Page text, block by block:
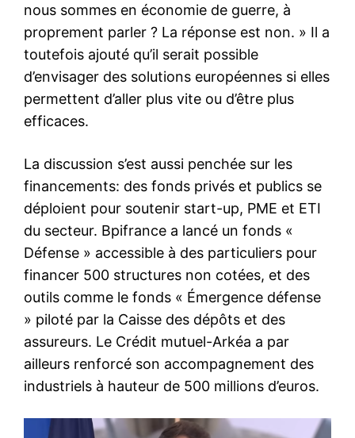
nous sommes en économie de guerre, à
proprement parler ? La réponse est non. » Il a
toutefois ajouté qu’il serait possible
d’envisager des solutions européennes si elles
permettent d’aller plus vite ou d’être plus
efficaces.
La discussion s’est aussi penchée sur les
financements: des fonds privés et publics se
déploient pour soutenir start-up, PME et ETI
du secteur. Bpifrance a lancé un fonds «
Défense » accessible à des particuliers pour
financer 500 structures non cotées, et des
outils comme le fonds « Émergence défense
» piloté par la Caisse des dépôts et des
assureurs. Le Crédit mutuel-Arkéa a par
ailleurs renforcé son accompagnement des
industriels à hauteur de 500 millions d’euros.